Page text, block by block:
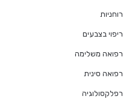
רוחניות
ריפוי בצבעים
רפואה משלימה
רפואה סינית
רפלקסולוגיה